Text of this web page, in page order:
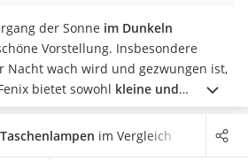
der Sonne im Dunkeln
Vorstellung. Insbesondere
Nacht wach wird und gezwungen ist,
bietet sowohl kleine und
leuchtstarkeTaschenlampen
sich die Fenix-Taschenlampen
im Vergleich